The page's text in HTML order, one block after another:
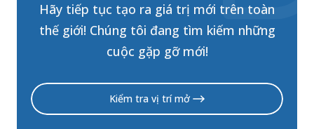
Hãy tiếp tục tạo ra giá trị mới trên toàn
thế giới! Chúng tôi đang tìm kiếm những
cuộc gặp gỡ mới!
Kiểm tra vị trí mở